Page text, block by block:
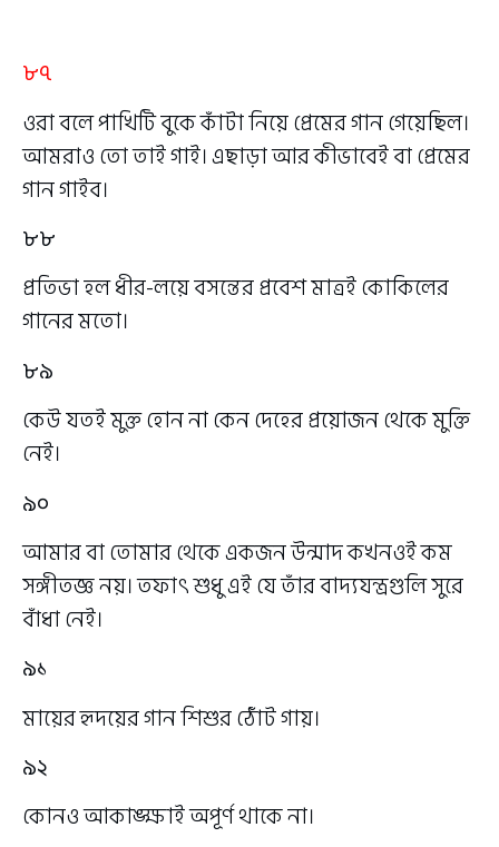
৮৭
ওরা বলে পাখিটি বুকে কাঁটা নিয়ে প্রেমের গান গেয়েছিল।
আমরাও তো তাই গাই। এছাড়া আর কীভাবেই বা প্রেমের
গান গাইব।
৮৮
প্রতিভা হল ধীর-লয়ে বসন্তের প্রবেশ মাত্রই কোকিলের
গানের মতো।
৮৯
কেউ যতই মুক্ত হোন না কেন দেহের প্রয়োজন থেকে মুক্তি
নেই।
৯০
আমার বা তোমার থেকে একজন উন্মাদ কখনওই কম
সঙ্গীতজ্ঞ নয়। তফাৎ শুধু এই যে তাঁর বাদ্যযন্ত্রগুলি সুরে
বাঁধা নেই।
৯১
মায়ের হৃদয়ের গান শিশুর ঠোঁট গায়।
৯২
কোনও আকাঙ্ক্ষাই অপূর্ণ থাকে না।